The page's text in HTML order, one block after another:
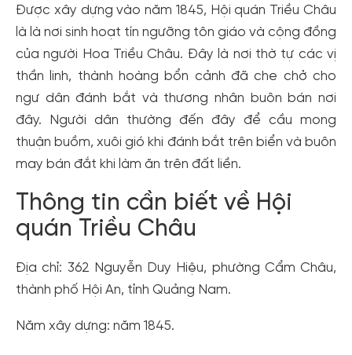
Được xây dựng vào năm 1845, Hội quán Triều Châu
là là nơi sinh hoạt tín ngưỡng tôn giáo và cộng đồng
của người Hoa Triều Châu. Đây là nơi thờ tự các vị
thần linh, thành hoàng bổn cảnh đã che chở cho
ngư dân đánh bắt và thương nhân buôn bán nơi
đây. Người dân thường đến đây để cầu mong
thuận buồm, xuôi gió khi đánh bắt trên biển và buôn
may bán đắt khi làm ăn trên đất liền.
Thông tin cần biết về Hội
quán Triều Châu
Địa chỉ: 362 Nguyễn Duy Hiệu, phường Cẩm Châu,
thành phố Hội An, tỉnh Quảng Nam.
Năm xây dựng: năm 1845.